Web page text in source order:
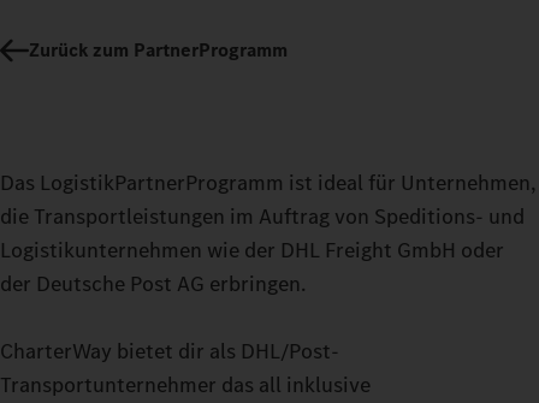
Zurück zum PartnerProgramm
Das LogistikPartnerProgramm ist ideal für Unternehmen,
die Transportleistungen im Auftrag von Speditions- und
Logistikunternehmen wie der DHL Freight GmbH oder
der Deutsche Post AG erbringen.
CharterWay bietet dir als DHL/Post-
Transportunternehmer das all inklusive